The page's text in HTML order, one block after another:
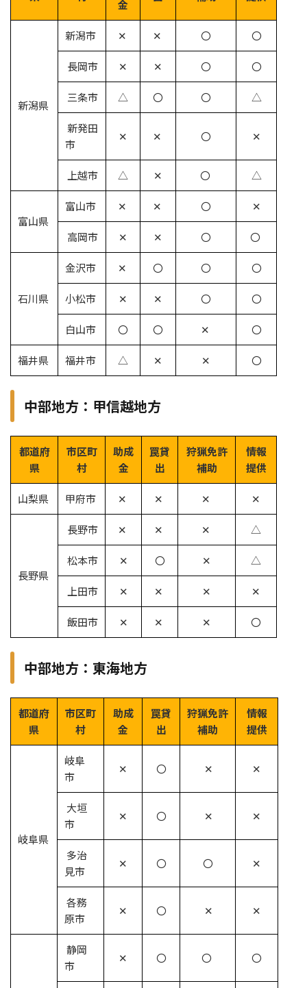
金
新潟県
新潟市 ✕ ✕ 〇 〇
長岡市 ✕ ✕ 〇 〇
三条市 △ 〇 〇 △
新発田
市
✕ ✕ 〇 ✕
上越市 △ ✕ 〇 △
富山県
富山市 ✕ ✕ 〇 ✕
高岡市 ✕ ✕ 〇 〇
石川県
金沢市 ✕ 〇 〇 〇
小松市 ✕ ✕ 〇 〇
白山市 〇 〇 ✕ 〇
福井県 福井市 △ ✕ ✕ 〇
中部地方：甲信越地方
都道府
県
市区町
村
助成
金
罠貸
出
狩猟免許
補助
情報
提供
山梨県 甲府市 ✕ ✕ ✕ ✕
長野県
長野市 ✕ ✕ ✕ △
松本市 ✕ 〇 ✕ △
上田市 ✕ ✕ ✕ ✕
飯田市 ✕ ✕ ✕ 〇
中部地方：東海地方
都道府
県
市区町
村
助成
金
罠貸
出
狩猟免許
補助
情報
提供
岐阜県
岐阜
市
✕ 〇 ✕ ✕
大垣
市
✕ 〇 ✕ ✕
多治
見市
✕ 〇 〇 ✕
各務
原市
✕ 〇 ✕ ✕
静岡
市
✕ 〇 〇 〇